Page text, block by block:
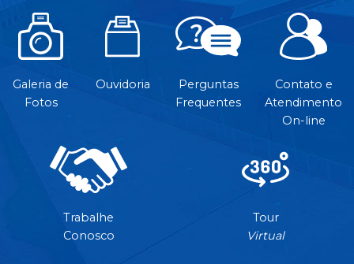
Galeria de
Fotos
Ouvidoria
Perguntas
Frequentes
Contato e
Atendimento
On-line
Trabalhe
Conosco
Tour
Virtual